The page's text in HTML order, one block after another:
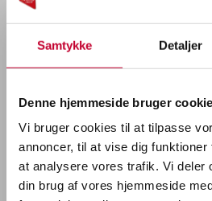
Samtykke Detaljer
Denne hjemmeside bruger
Vi bruger cookies til at tilpasse
annoncer, til at vise dig
at analysere vores trafik. Vi deler
din brug af vores hjemmeside
Chassis også
en fleksibel platform
mulighed for flere
og lad. Bilen fås i to
med en totalvægt på
kg. Dertil har den en
batteristørrelse på 65